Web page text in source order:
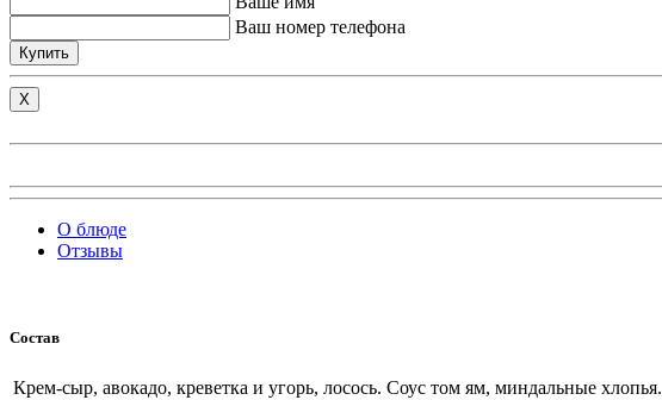
Ваш номер телефона
Купить
X
О блюде
Отзывы
Состав
Крем-сыр, авокадо, креветка и угорь, лосось. Соус том ям, миндальные хлопья.